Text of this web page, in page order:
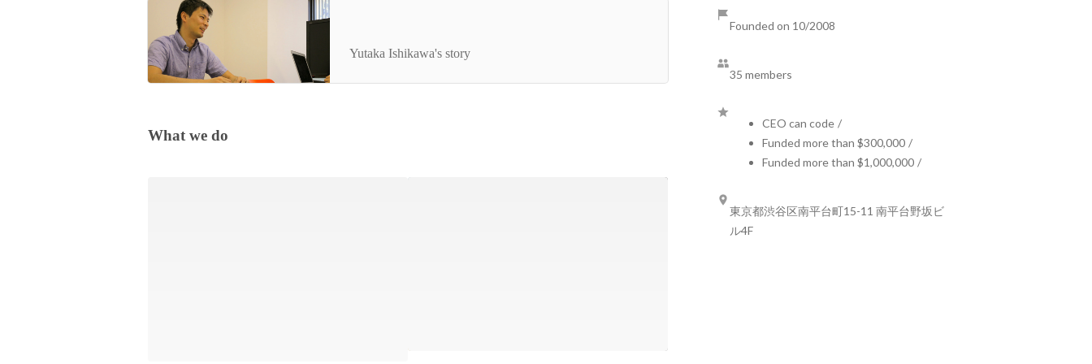
突破！急成長の位置情報ビジネスに挑戦するナイト
レイ代表の想いとは？
Yutaka Ishikawa's story
What we do
Founded on 10/2008
35 members
CEO can code /
Funded more than $300,000 /
Funded more than $1,000,000 /
東京都渋谷区南平台町15-11 南平台野坂ビ
ル4F